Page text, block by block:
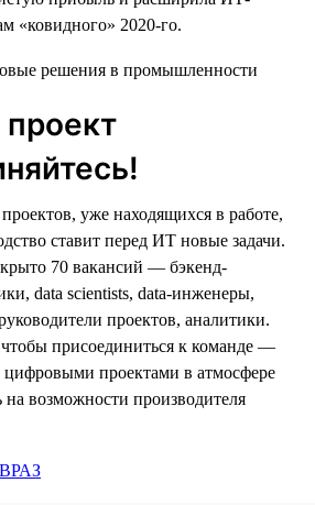
«ковидного» 2020-го.
уже находящихся в работе,
ставит перед ИТ новые задачи.
70 вакансий — бэкенд-
data scientists, data-инженеры,
проектов, аналитики.
присоединиться к команде —
цифровыми проектами в атмосфере
на возможности производителя